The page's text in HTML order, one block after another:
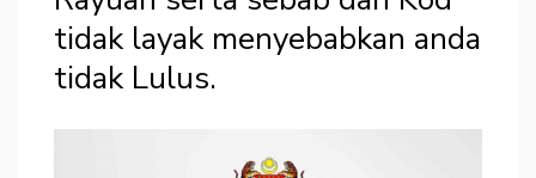
tidak layak menyebabkan anda
tidak Lulus.